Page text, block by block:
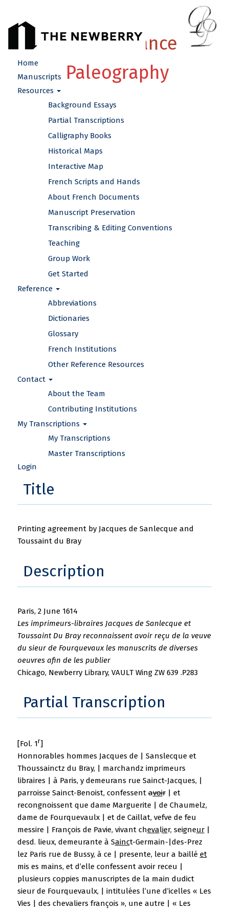
French Renaissance
Paleography
Home
Manuscripts
Resources
Background Essays
Partial Transcriptions
Calligraphy Books
Historical Maps
Interactive Map
French Scripts and Hands
About French Documents
Manuscript Preservation
Transcribing & Editing Conventions
Teaching
Group Work
Get Started
Reference
Abbreviations
Dictionaries
Glossary
French Institutions
Other Reference Resources
Contact
About the Team
Contributing Institutions
My Transcriptions
My Transcriptions
Master Transcriptions
Login
Title
Printing agreement by Jacques de Sanlecque and
Toussaint du Bray
Description
Paris, 2 June 1614
Les imprimeurs-libraires Jacques de Sanlecque et
Toussaint Du Bray reconnaissent avoir reçu de la veuve
du sieur de Fourquevaux les manuscrits de diverses
oeuvres afin de les publier
Chicago, Newberry Library, VAULT Wing ZW 639 .P283
Partial Transcription
[Fol. 1r]
Honnorables hommes Jacques de | Sanslecque et
Thoussainctz du Bray, | marchandz imprimeurs
libraires | à Paris, y demeurans rue Sainct-Jacques, |
parroisse Sainct-Benoist, confessentavoir| et
recongnoissent que dame Marguerite | de Chaumelz,
dame de Fourquevaulx | et de Caillat, vefve de feu
messire | François de Pavie, vivant chevalier, seigneur|
desd. lieux, demeurante à Sainct-Germain-|des-Prez
lez Paris rue de Bussy, à ce | presente, leur a baillé et
mis es mains, et d’elle confessent avoir receu |
plusieurs coppies manuscriptes de la main dudict
sieur de Fourquevaulx, | intitulées l’une d’icelles « Les
Vies | des chevaliers françois », une autre | « Les